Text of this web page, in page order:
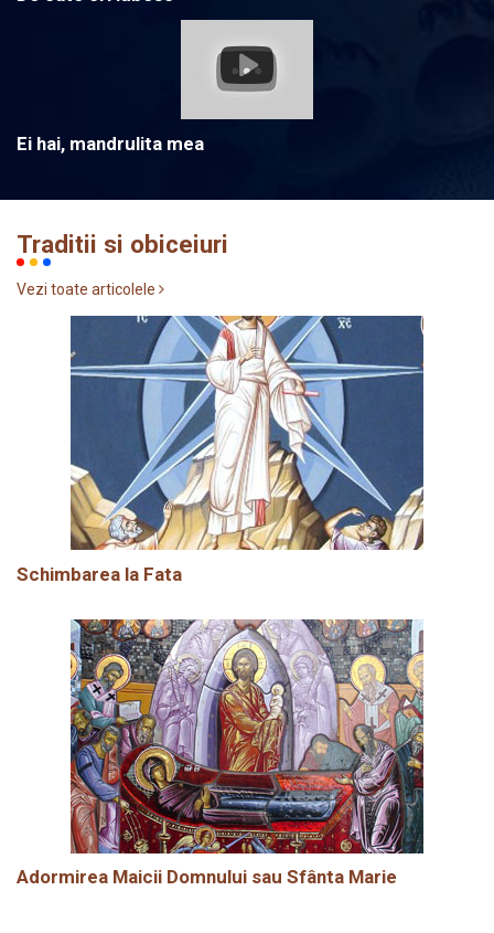
Ei hai, mandrulita mea
Traditii si obiceiuri
Vezi toate articolele
Schimbarea la Fata
Adormirea Maicii Domnului sau Sfânta Marie